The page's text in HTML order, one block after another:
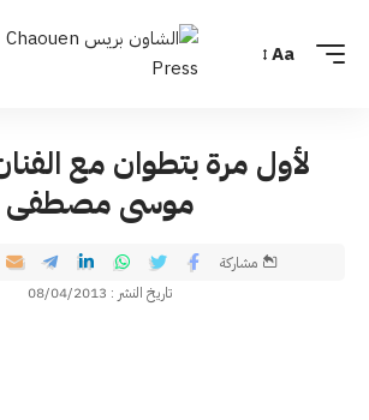
Aa
لأول مرة بتطوان مع
موسى مصطفى
تاريخ النشر : 08/04/2013
مشاركة